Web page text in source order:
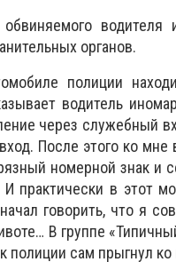
органов.
полиции
водитель
через служебный
После этого ко
номерной знак и
практически в этот
говорить, что я
В группе
полиции сам прыгнул